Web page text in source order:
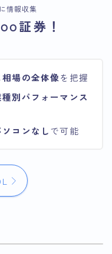
情報収集
証券！
相場の全体像を把握
種別パフォーマンス
ソコンなしで可能